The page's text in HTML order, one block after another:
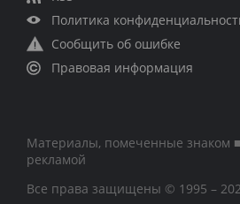
Политика
Сообщить об ошибке
Правовая информация
Материалы, помеченные знаком
рекламой
Все права защищены © 1995 –